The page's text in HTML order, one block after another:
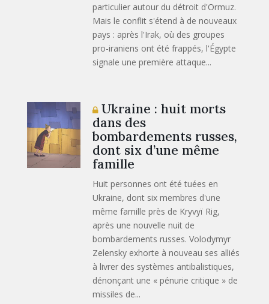
particulier autour du détroit d'Ormuz.
Mais le conflit s'étend à de nouveaux
pays : après l'Irak, où des groupes
pro-iraniens ont été frappés, l'Égypte
signale une première attaque...
Ukraine : huit morts
dans des
bombardements russes,
dont six d’une même
famille
Huit personnes ont été tuées en
Ukraine, dont six membres d'une
même famille près de Kryvyï Rig,
après une nouvelle nuit de
bombardements russes. Volodymyr
Zelensky exhorte à nouveau ses alliés
à livrer des systèmes antibalistiques,
dénonçant une « pénurie critique » de
missiles de...